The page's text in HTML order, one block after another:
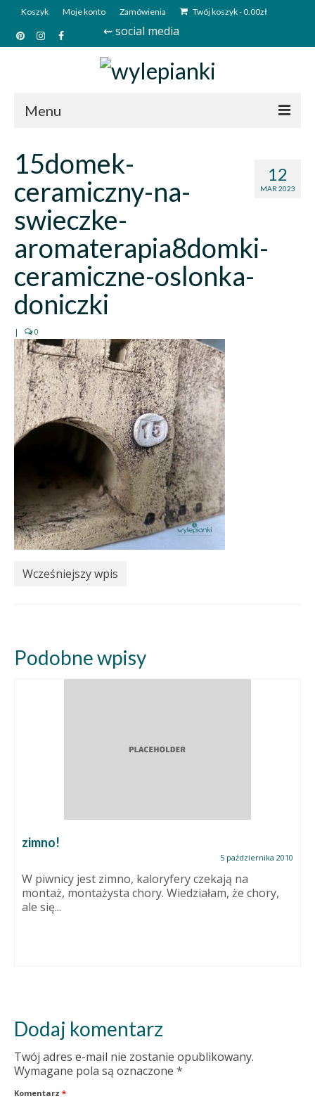
Koszyk Moje konto Zamówienia Twój koszyk-0.00zł
⇜ social media
Menu
Sklep
Kim jesteśmy?
12
MAR 2023
15domek-
ceramiczny-na-
swieczke-
aromaterapia8domki-
ceramiczne-oslonka-
doniczki
| 0
Wcześniejszy wpis
Podobne wpisy
zimno!
5 października 2010
W piwnicy jest zimno, kaloryfery czekają na
montaż, montażysta chory. Wiedziałam, że chory,
ale się...
Dodaj komentarz
Twój adres e-mail nie zostanie opublikowany.
Wymagane pola są oznaczone *
Komentarz *